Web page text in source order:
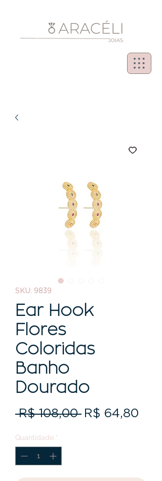
SKU: 9839
Ear Hook
Flores
Coloridas
Banho
Dourado
R$ 108,00 Preço
R$ 64,80
Quantidade *